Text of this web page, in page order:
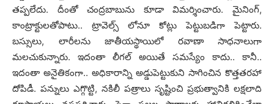
త‌ప్ప‌లేదు. దీంతో చంద్ర‌బాబును కూడా విమ‌ర్శించారు. మైనింగ్‌,
కాంట్రాక్టుల‌తోపాటు.. ట్రావెల్స్ లోనూ కోట్లు పెట్టుబ‌డిగా పెట్టారు.
బ‌స్సులు, లారీల‌ను జాతీయ‌స్థాయిలో ర‌వాణా సాధ‌నాలుగా
మ‌ల‌చుకున్నారు. ఇదంతా లీగ‌ల్ అయితే స‌మ‌స్యేం కాదు.. కానీ..
ఇదంతా అనైతికంగా.. అధికారాన్ని అడ్డుపెట్టుకుని సాగించిన కొత్త‌త‌ర‌హా
దోపిడీ. ప‌న్నులు ఎగ్గొట్టి, న‌కిలీ ప‌త్రాలు సృష్టించి ప్ర‌భుత్వానికి ల‌క్ష‌లాది